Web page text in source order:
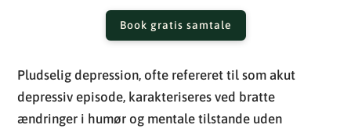
Book gratis samtale
Pludselig depression, ofte refereret til som akut
depressiv episode, karakteriseres ved bratte
ændringer i humør og mentale tilstande uden